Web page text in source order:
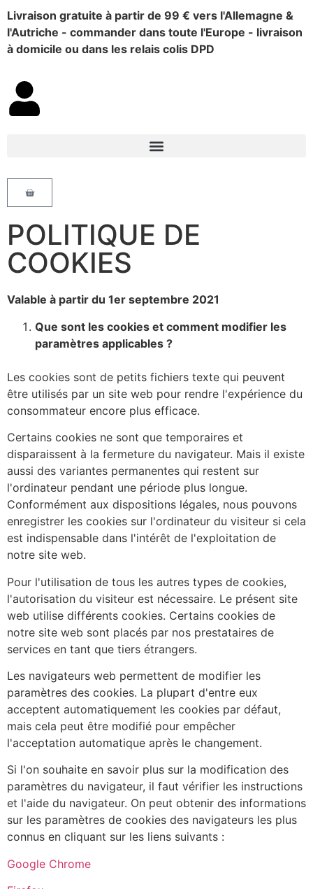
Livraison gratuite à partir de 99 € vers l'Allemagne &
l'Autriche - commander dans toute l'Europe - livraison
à domicile ou dans les relais colis DPD
POLITIQUE DE
COOKIES
Valable à partir du 1er septembre 2021
Que sont les cookies et comment modifier les
paramètres applicables ?
Les cookies sont de petits fichiers texte qui peuvent
être utilisés par un site web pour rendre l'expérience du
consommateur encore plus efficace.
Certains cookies ne sont que temporaires et
disparaissent à la fermeture du navigateur. Mais il existe
aussi des variantes permanentes qui restent sur
l'ordinateur pendant une période plus longue.
Conformément aux dispositions légales, nous pouvons
enregistrer les cookies sur l'ordinateur du visiteur si cela
est indispensable dans l'intérêt de l'exploitation de
notre site web.
Pour l'utilisation de tous les autres types de cookies,
l'autorisation du visiteur est nécessaire. Le présent site
web utilise différents cookies. Certains cookies de
notre site web sont placés par nos prestataires de
services en tant que tiers étrangers.
Les navigateurs web permettent de modifier les
paramètres des cookies. La plupart d'entre eux
acceptent automatiquement les cookies par défaut,
mais cela peut être modifié pour empêcher
l'acceptation automatique après le changement.
Si l'on souhaite en savoir plus sur la modification des
paramètres du navigateur, il faut vérifier les instructions
et l'aide du navigateur. On peut obtenir des informations
sur les paramètres de cookies des navigateurs les plus
connus en cliquant sur les liens suivants :
Google Chrome